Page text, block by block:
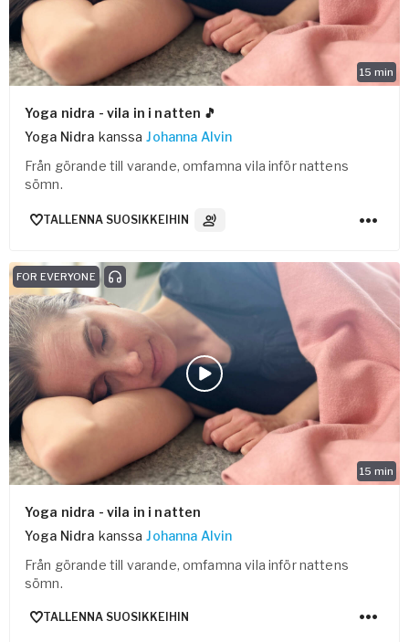
15 min
Yoga nidra - vila in i natten 🎵
Yoga Nidra kanssa Johanna Alvin
Från görande till varande, omfamna vila inför nattens
sömn.
TALLENNA SUOSIKKEIHIN 3 Ääniraidat
15 min
FOR EVERYONE
Yoga nidra - vila in i natten
Yoga Nidra kanssa Johanna Alvin
Från görande till varande, omfamna vila inför nattens
sömn.
TALLENNA SUOSIKKEIHIN